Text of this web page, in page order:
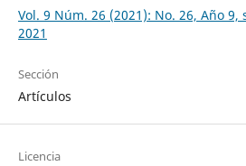
Vol. 9 Núm. 26 (2021): No. 26, Año
2021
Sección
Artículos
Licencia